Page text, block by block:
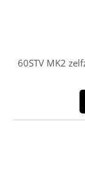
60STV MK2